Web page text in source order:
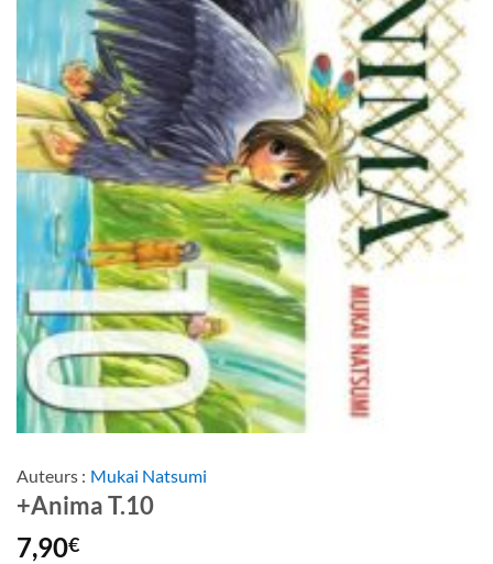
Auteurs : Mukai Natsumi
+Anima T.10
7,90€